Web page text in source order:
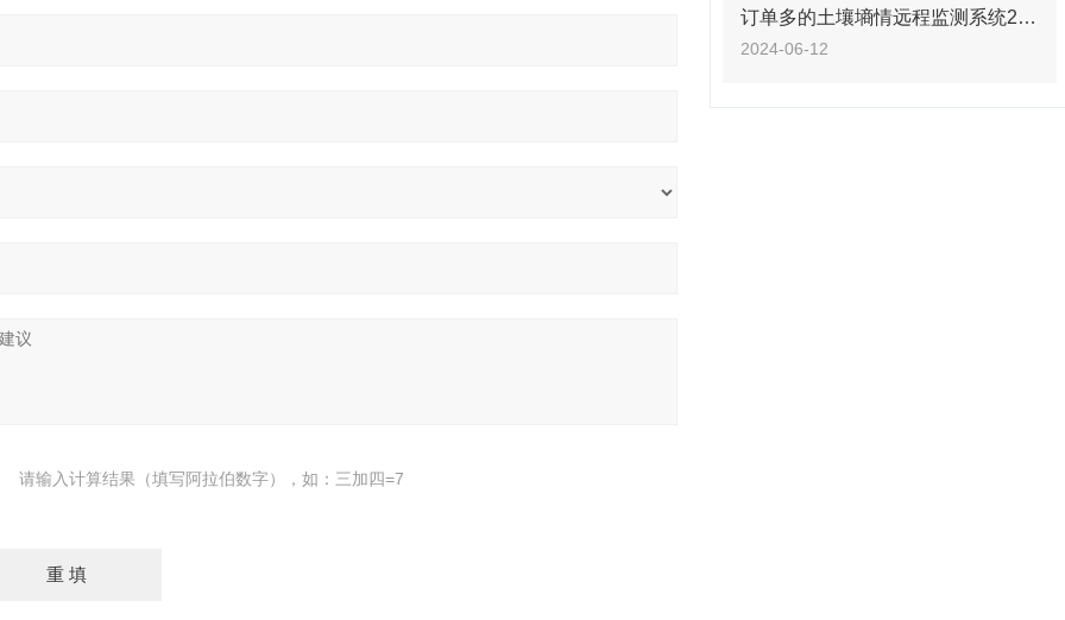
请输入计算结果（填写阿拉伯数字），如：三加四=7
订单多的土壤墒情远程监测系统20
24万象环境
2024-06-12